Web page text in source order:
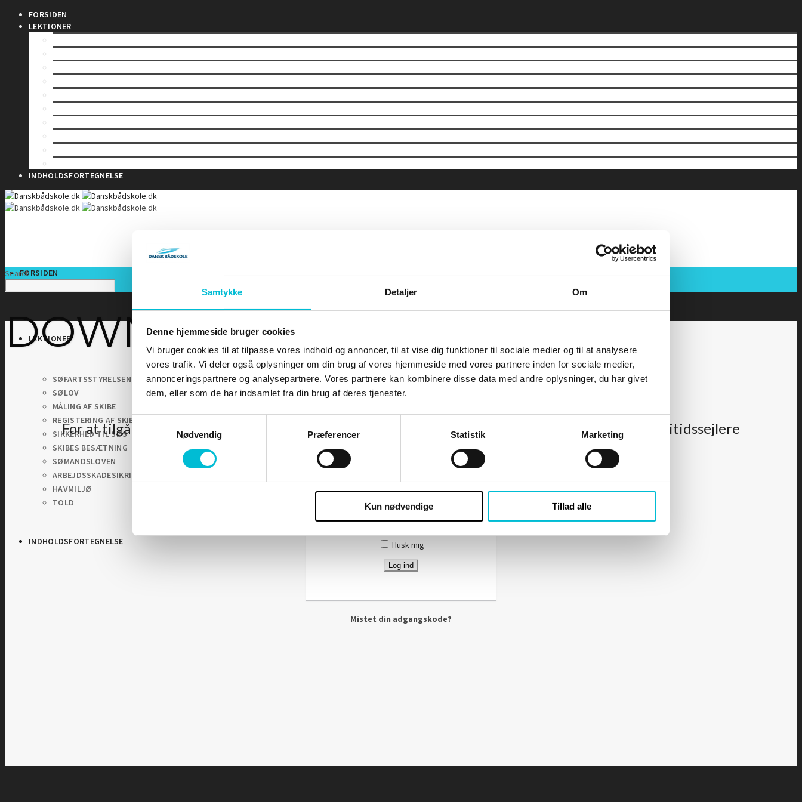
Samtykke Detaljer Om
Denne hjemmeside bruger cookies
Vi bruger cookies til at tilpasse vores indhold og annoncer, til at vise dig funktioner til sociale medier og til at analysere
vores trafik. Vi deler også oplysninger om din brug af vores hjemmeside med vores partnere inden for sociale medier,
annonceringspartnere og analysepartnere. Vores partnere kan kombinere disse data med andre oplysninger, du har givet
dem, eller som de har indsamlet fra din brug af deres tjenester.
Samtykkevalg
Nødvendig
Præferencer Statistik Marketing
Kun nødvendige Tillad alle
FORSIDEN
LEKTIONER
INDHOLDSFORTEGNELSE
FORSIDEN
LEKTIONER
SØFARTSSTYRELSEN
SØLOV
MÅLING AF SKIBE
REGISTERING AF SKIBE
SIKKERHED TIL SØS
SKIBES BESÆTNING
SØMANDSLOVEN
ARBEJDSSKADESIKRING
HAVMILJØ
TOLD
INDHOLDSFORTEGNELSE
Search
DOWNLOAD
For at tilgå denne side skal du være logge ind og være tilmeldt kurset SELVSTUDIE - Søret for fritidssejlere
Adgangskode
Husk mig
Mistet din adgangskode?